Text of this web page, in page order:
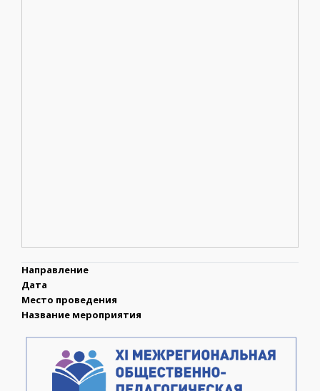
Направление
Дата
Место проведения
Название мероприятия